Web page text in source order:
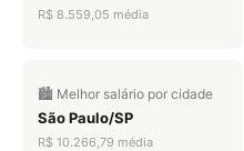
R$ 8.559,05 média
🏙️ Melhor salário por cidade
São Paulo/SP
R$ 10.266,79 média